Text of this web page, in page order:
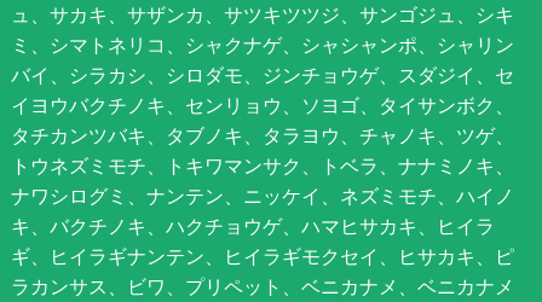
ュ、サカキ、サザンカ、サツキツツジ、サンゴジュ、シキ
ミ、シマトネリコ、シャクナゲ、シャシャンポ、シャリン
バイ、シラカシ、シロダモ、ジンチョウゲ、スダジイ、セ
イヨウバクチノキ、センリョウ、ソヨゴ、タイサンボク、
タチカンツバキ、タブノキ、タラヨウ、チャノキ、ツゲ、
トウネズミモチ、トキワマンサク、トベラ、ナナミノキ、
ナワシログミ、ナンテン、ニッケイ、ネズミモチ、ハイノ
キ、バクチノキ、ハクチョウゲ、ハマヒサカキ、ヒイラ
ギ、ヒイラギナンテン、ヒイラギモクセイ、ヒサカキ、ピ
ラカンサス、ビワ、プリペット、ベニカナメ、ベニカナメ